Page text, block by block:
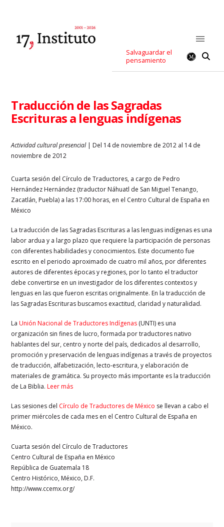
Salvaguardar el
pensamiento
Traducción de las Sagradas
Escrituras a lenguas indígenas
Actividad cultural presencial| Del 14 de noviembre de 2012 al 14 de
noviembre de 2012
Cuarta sesión del Círculo de Traductores, a cargo de Pedro
Hernández Hernández (traductor Náhuatl de San Miguel Tenango,
Zacatlán, Puebla) a las 17:00 horas, en el Centro Cultural de España en
México
La traducción de las Sagradas Escrituras a las lenguas indígenas es una
labor ardua y a largo plazo que requiere la participación de personas
con diferentes habilidades y conocimientos. Este documento fue
escrito en el periodo aproximado de cuatro mil años, por diferentes
autores de diferentes épocas y regiones, por lo tanto el traductor
debe convertirse en un investigador de los diferentes contextos y
lenguas en las que fueron escritas originalmente. En la traducción de
las Sagradas Escrituras buscamos exactitud, claridad y naturalidad.
LaUnión Nacional de Traductores Indígenas (UNTI) es una
organización sin fines de lucro, formada por traductores nativo
hablantes del sur, centro y norte del país, dedicados al desarrollo,
promoción y preservación de lenguas indígenas a través de proyectos
de traducción, alfabetización, lecto-escritura, y elaboración de
materiales de gramática. Su proyecto más importante es la traducción
de La Biblia.Leer más
Las sesiones del Círculo de Traductores de México se llevan a cabo el
primer miércoles de cada mes en el Centro Cultural de España en
México.
Cuarta sesión del Círculo de Traductores
Centro Cultural de España en México
República de Guatemala 18
Centro Histórico, México, D.F.
http://www.ccemx.org/